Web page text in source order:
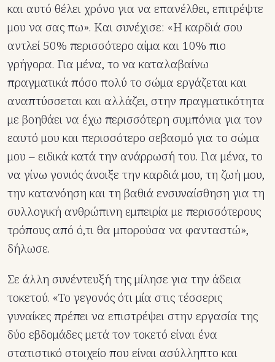
και αυτό θέλει χρόνο για να επανέλθει, επιτρέψτε
μου να σας πω». Και συνέχισε: «Η καρδιά σου
αντλεί 50% περισσότερο αίμα και 10% πιο
γρήγορα. Για μένα, το να καταλαβαίνω
πραγματικά πόσο πολύ το σώμα εργάζεται και
αναπτύσσεται και αλλάζει, στην πραγματικότητα
με βοηθάει να έχω περισσότερη συμπόνια για τον
εαυτό μου και περισσότερο σεβασμό για το σώμα
μου – ειδικά κατά την ανάρρωσή του. Για μένα, το
να γίνω γονιός άνοιξε την καρδιά μου, τη ζωή μου,
την κατανόηση και τη βαθιά ενσυναίσθηση για τη
συλλογική ανθρώπινη εμπειρία με περισσότερους
τρόπους από ό,τι θα μπορούσα να φανταστώ»,
δήλωσε.
Σε άλλη συνέντευξή της μίλησε για την άδεια
τοκετού. «Το γεγονός ότι μία στις τέσσερις
γυναίκες πρέπει να επιστρέψει στην εργασία της
δύο εβδομάδες μετά τον τοκετό είναι ένα
στατιστικό στοιχείο που είναι ασύλληπτο και